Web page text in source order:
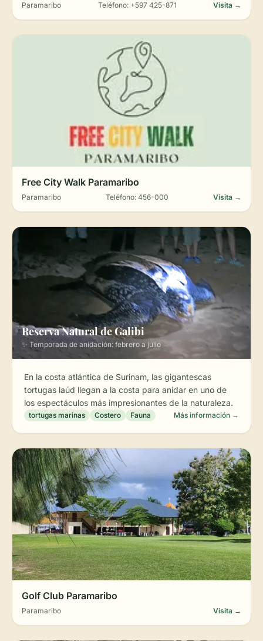
Paramaribo Teléfono: +597 425-871 Visita →
Free City Walk Paramaribo
Paramaribo Teléfono: 456-000 Visita →
Reserva Natural de Galibi
✨ Temporada de anidación: febrero a julio
En la costa atlántica de Surinam, las gigantescas
tortugas laúd llegan a la costa para anidar en uno de
los espectáculos más impresionantes de la naturaleza.
tortugas marinas Costero Fauna Más información →
Golf Club Paramaribo
Paramaribo Visita →